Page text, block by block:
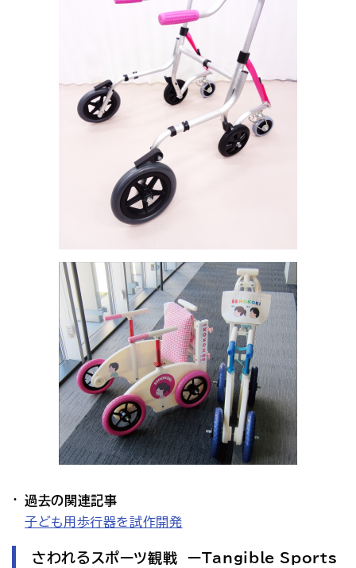
過去の関連記事
子ども用歩行器を試作開発
さわれるスポーツ観戦 ーTangible Sports